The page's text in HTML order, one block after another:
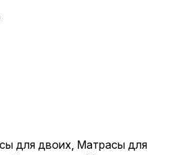
для двоих Матрасы для